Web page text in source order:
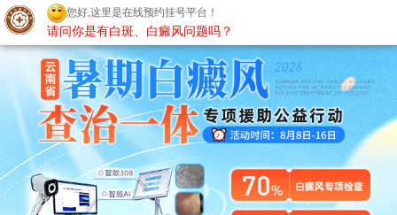
昆明白癜风医院
您好,这里是在线预约挂号平台！
请问你是有白斑、白癜风问题吗？